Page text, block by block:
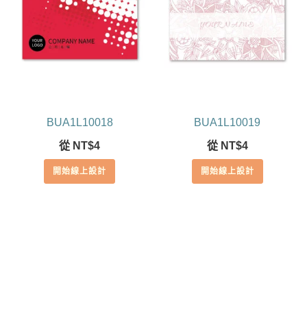
BUA1L10018
從 NT$4
開始線上設計
BUA1L10019
從 NT$4
開始線上設計